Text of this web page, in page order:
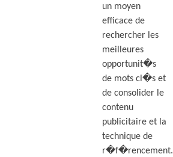
un moyen
efficace de
rechercher les
meilleures
opportunit�s
de mots cl�s et
de consolider le
contenu
publicitaire et la
technique de
r�f�rencement.